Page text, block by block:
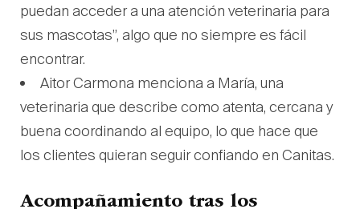
puedan acceder a una atención veterinaria para
sus mascotas”, algo que no siempre es fácil
encontrar.
Aitor Carmona menciona a María, una
veterinaria que describe como atenta, cercana y
buena coordinando al equipo, lo que hace que
los clientes quieran seguir confiando en Canitas.
Acompañamiento tras los